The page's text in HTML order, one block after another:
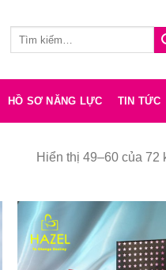
HỒ SƠ NĂNG LỰC TIN TỨC
Hiển thị 49–60 của 72